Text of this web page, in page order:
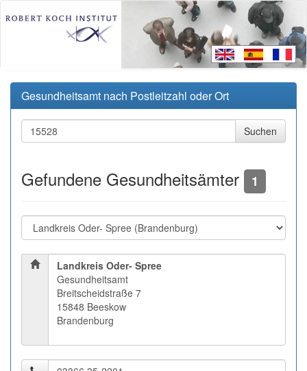
Gesundheitsamt nach Postleitzahl oder Ort
Gefundene Gesundheitsämter 1
Landkreis Oder- Spree
Gesundheitsamt
Breitscheidstraße 7
15848 Beeskow
Brandenburg